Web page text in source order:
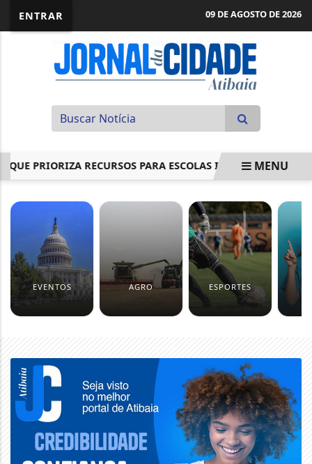
ENTRAR 09 DE AGOSTO DE 2026
RECURSOS PARA ESCOLAS INCLUSIVAS PÉ-DE-
MENU
EVENTOS AGRO ESPORTES